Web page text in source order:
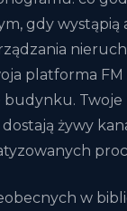
gdy wystąpią
platforma
budynku. Twoje
żywy
w